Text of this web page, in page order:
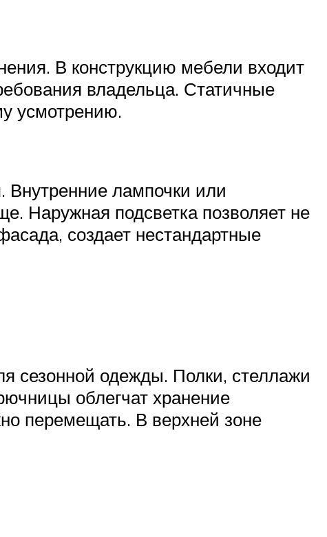
В конструкцию мебели входит
владельца. Статичные
усмотрению.
Внутренние лампочки или
Наружная подсветка позволяет не
создает нестандартные
сезонной одежды. Полки, стеллажи
облегчат хранение
перемещать. В верхней зоне